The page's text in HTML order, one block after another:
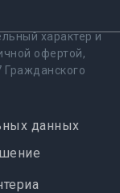
данных
характер и
офертой,